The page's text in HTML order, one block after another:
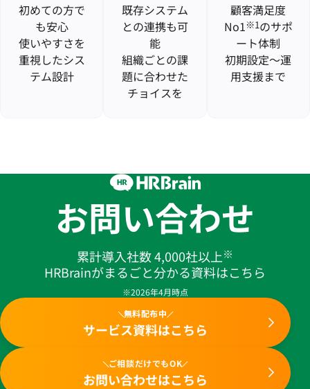
初めての方で
も安心
使いやすさを
重視したシス
テム設計
既存システム
との連携も可
能
組織ごとの課
題に合わせた
チョイスを
顧客満足度
No1※1のサポ
ート体制
初期設定〜運
用支援まで
お問い合わせ
累計導入社数 4,000社以上※
HRBrainがまるごと分かる資料はこちら
※2026年4月時点
無料配布中
サービス資料はこちら
ご相談だけでもOK
お問い合わせはこちら